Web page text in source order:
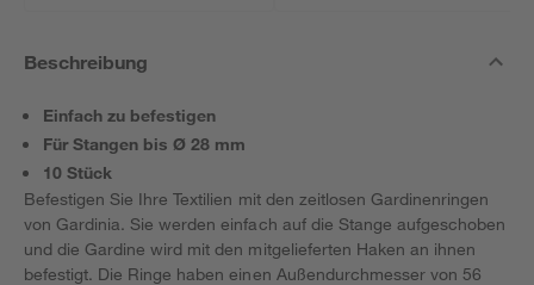
Beschreibung
Einfach zu befestigen
Für Stangen bis Ø 28 mm
10 Stück
Befestigen Sie Ihre Textilien mit den zeitlosen Gardinenringen
von Gardinia. Sie werden einfach auf die Stange aufgeschoben
und die Gardine wird mit den mitgelieferten Haken an ihnen
befestigt. Die Ringe haben einen Außendurchmesser von 56